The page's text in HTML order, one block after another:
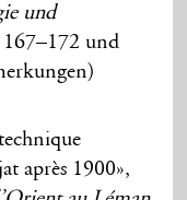
und
und
après 1900»,